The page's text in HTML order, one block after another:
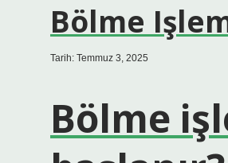
Bölme
Tarih: Temmuz 3, 2025
Bölme